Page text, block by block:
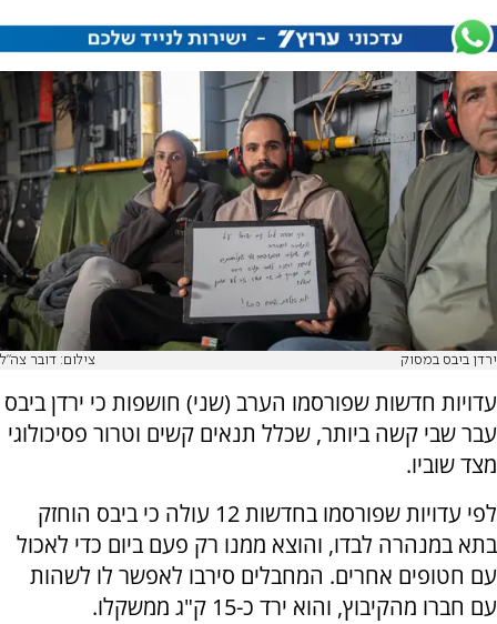
ירדן ביבס במסוק צילום: דובר צה"ל
עדויות חדשות שפורסמו הערב (שני) חושפות כי ירדן ביבס
עבר שבי קשה ביותר, שכלל תנאים קשים וטרור פסיכולוגי
מצד שוביו.
לפי עדויות שפורסמו בחדשות 12 עולה כי ביבס הוחזק
בתא במנהרה לבדו, והוצא ממנו רק פעם ביום כדי לאכול
עם חטופים אחרים. המחבלים סירבו לאפשר לו לשהות
עם חברו מהקיבוץ, והוא ירד כ-15 ק"ג ממשקלו.